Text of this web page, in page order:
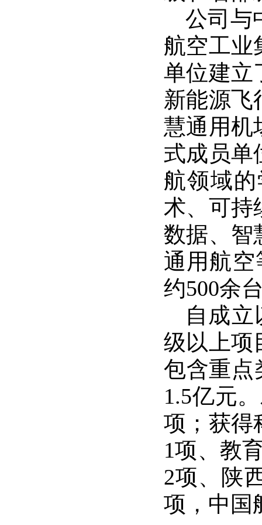
公司与
航空工业
单位建立
新能源飞
慧通用机
式成员单
航领域
术、可持
数据、智
通用航空
约500余
自成立
级以上项
包含重点
1.5亿元。
项；获得
1项、教
2项、陕
项，中国